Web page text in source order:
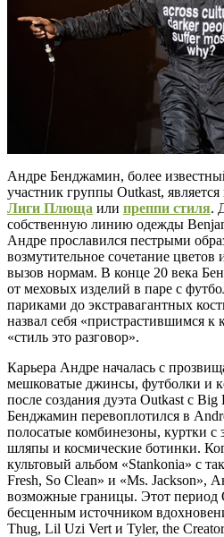
Андре Бенджамин, более
участник группы Outkast,
Лиги Плюща или преппи стиля.
собственную линию одежды
Андре прославился пестрыми
возмутительное сочетание
вызов нормам. В конце 20 века
от меховых изделий в паре с
париками до экстравагантных
назвал себя «пристрастившимся к
«стиль это разговор».
Карьера Андре началась с
мешковатые джинсы, футболки и
после создания дуэта Outkast с
Бенджамин перевоплотился в
полосатые комбинезоны, куртки
шляпы и космические ботинки.
культовый альбом «Stankonia» с
Fresh, So Clean» и «Ms. Jackson»,
возможные границы. Этот период
бесценным источником
Thug, Lil Uzi Vert и Tyler, the